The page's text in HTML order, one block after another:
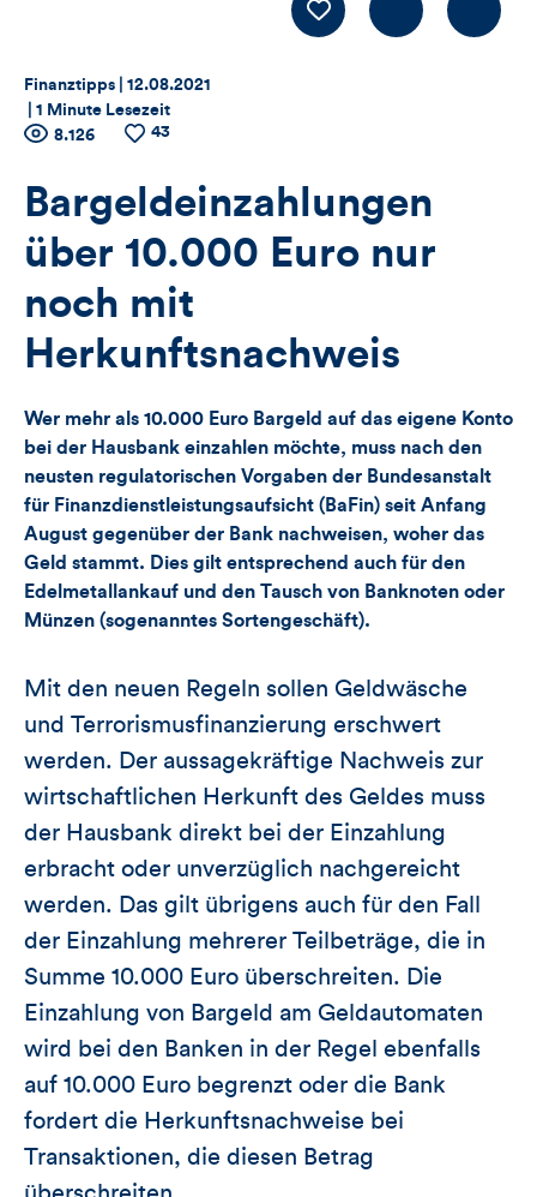
LIKE
Thema:
Finanztipps | Datum:
12.08.2021
1 Minute Lesezeit
Zähler
für
Views,
Likes
und
dieses
Artikels
Anzahl
Views
8.126
Anzahl
Likes
43
Bargeldeinzahlungen
über 10.000 Euro nur
noch mit
Herkunftsnachweis
Wer mehr als 10.000 Euro Bargeld auf das eigene Konto
bei der Hausbank einzahlen möchte, muss nach den
neusten regulatorischen Vorgaben der Bundesanstalt
für Finanzdienstleistungsaufsicht (BaFin) seit Anfang
August gegenüber der Bank nachweisen, woher das
Geld stammt. Dies gilt entsprechend auch für den
Edelmetallankauf und den Tausch von Banknoten oder
Münzen (sogenanntes Sortengeschäft).
Mit den neuen Regeln sollen Geldwäsche
und Terrorismusfinanzierung erschwert
werden. Der aussagekräftige Nachweis zur
wirtschaftlichen Herkunft des Geldes muss
der Hausbank direkt bei der Einzahlung
erbracht oder unverzüglich nachgereicht
werden. Das gilt übrigens auch für den Fall
der Einzahlung mehrerer Teilbeträge, die in
Summe 10.000 Euro überschreiten. Die
Einzahlung von Bargeld am Geldautomaten
wird bei den Banken in der Regel ebenfalls
auf 10.000 Euro begrenzt oder die Bank
fordert die Herkunftsnachweise bei
Transaktionen, die diesen Betrag